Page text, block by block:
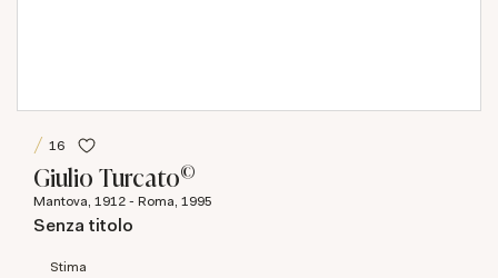
16
Giulio Turcato©
Mantova, 1912 - Roma, 1995
Senza titolo
Stima